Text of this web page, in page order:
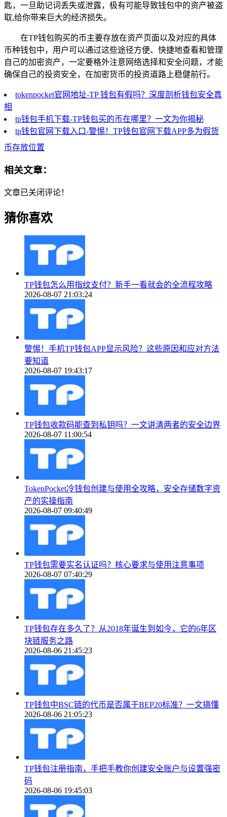
匙，一旦助记词丢失或泄露，极有可能导致钱包中的资产被盗
取,给你带来巨大的经济损失。
在TP钱包购买的币主要存放在资产页面以及对应的具体
币种钱包中，用户可以通过这些途径方便、快捷地查看和管理
自己的加密资产，一定要格外注意网络选择和安全问题，才能
确保自己的投资安全，在加密货币的投资道路上稳健前行。
tokenpocket官网地址-TP 钱包有假吗？深度剖析钱包安全真
相
tp钱包手机下载-TP钱包买的币在哪里？一文为你揭秘
tp钱包官网下载入口-警惕！TP钱包官网下载APP多为假货
币存放位置
相关文章：
文章已关闭评论！
猜你喜欢
TP钱包怎么用指纹支付？新手一看就会的全流程攻略
2026-08-07 21:03:24
警惕！手机TP钱包APP显示风险？这些原因和应对方法
要知道
2026-08-07 19:43:17
TP钱包收款码能查到私钥吗？一文讲清两者的安全边界
2026-08-07 11:00:54
TokenPocket冷钱包创建与使用全攻略，安全存储数字资
产的实操指南
2026-08-07 09:40:49
TP钱包需要实名认证吗？核心要求与使用注意事项
2026-08-07 07:40:29
TP钱包存在多久了？从2018年诞生到如今，它的6年区
块链服务之路
2026-08-06 21:45:23
TP钱包中BSC链的代币是否属于BEP20标准？一文搞懂
2026-08-06 21:05:23
TP钱包注册指南，手把手教你创建安全账户与设置强密
码
2026-08-06 19:45:03